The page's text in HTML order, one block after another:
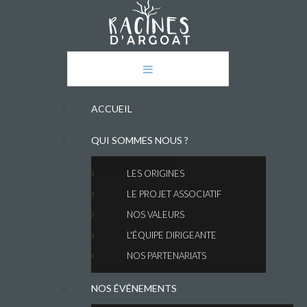
ACCUEIL
QUI SOMMES NOUS ?
LES ORIGINES
LE PROJET ASSOCIATIF
NOS VALEURS
L'ÉQUIPE DIRIGEANTE
NOS PARTENARIATS
NOS ÉVÉNEMENTS